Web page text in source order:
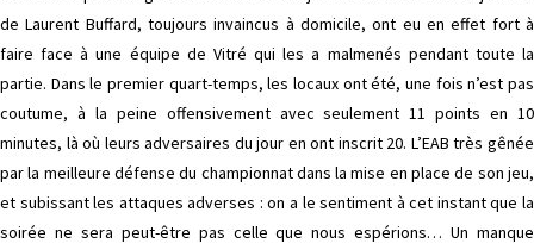
de Laurent Buffard, toujours invaincus à domicile, ont eu en effet fort à
faire face à une équipe de Vitré qui les a malmenés pendant toute la
partie. Dans le premier quart-temps, les locaux ont été, une fois n’est pas
coutume, à la peine offensivement avec seulement 11 points en 10
minutes, là où leurs adversaires du jour en ont inscrit 20. L’EAB très gênée
par la meilleure défense du championnat dans la mise en place de son jeu,
et subissant les attaques adverses : on a le sentiment à cet instant que la
soirée ne sera peut-être pas celle que nous espérions… Un manque